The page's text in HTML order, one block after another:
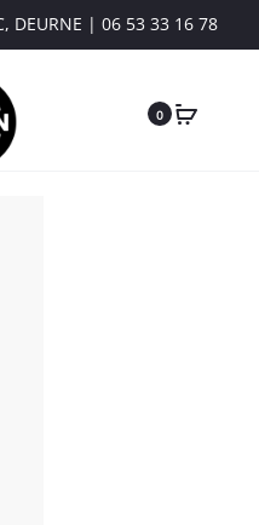
DEURNE | 06 53 33 16 78
0